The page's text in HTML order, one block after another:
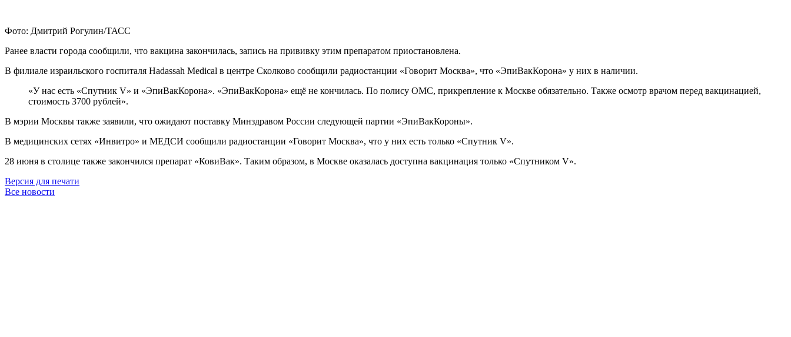
Фото: Дмитрий Рогулин/ТАСС
Ранее власти города сообщили, что вакцина закончилась, запись на прививку этим препаратом приостановлена.
В филиале израильского госпиталя Hadassah Medical в центре Сколково сообщили радиостанции «Говорит Москва», что «ЭпиВакКорона» у них в наличии.
«У нас есть «Спутник V» и «ЭпиВакКорона». «ЭпиВакКорона» ещё не кончилась. По полису ОМС, прикрепление к Москве обязательно. Также осмотр врачом перед вакцинацией,
стоимость 3700 рублей».
В мэрии Москвы также заявили, что ожидают поставку Минздравом России следующей партии «ЭпиВакКороны».
В медицинских сетях «Инвитро» и МЕДСИ сообщили радиостанции «Говорит Москва», что у них есть только «Спутник V».
28 июня в столице также закончился препарат «КовиВак». Таким образом, в Москве оказалась доступна вакцинация только «Спутником V».
Версия для печати
Все новости